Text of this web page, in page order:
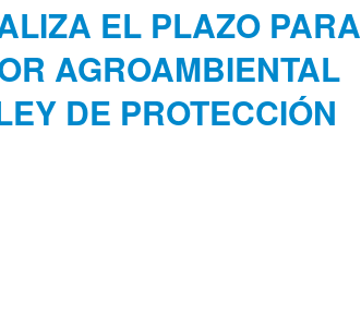
EL PLAZO PARA
AGROAMBIENTAL
DE PROTECCIÓN